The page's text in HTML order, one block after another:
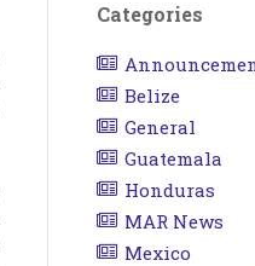
Categories
Belize
General
Guatemala
Honduras
MAR News
Mexico